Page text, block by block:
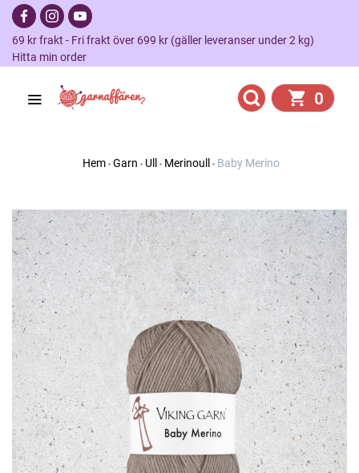
69 kr frakt - Fri frakt över 699 kr (gäller leveranser under 2 kg)
Hitta min order
0
Hem Garn Ull Merinoull Baby Merino